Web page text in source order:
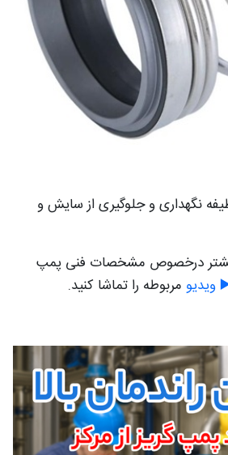
نگهداری و جلوگیری از سایش و
درخصوص مشخصات فنی پمپ
ویدیو مربوطه را تماشا کنید.